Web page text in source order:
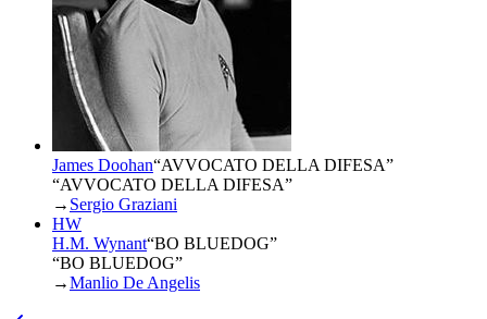
James Doohan“AVVOCATO DELLA DIFESA”
“AVVOCATO DELLA DIFESA”
→ Sergio Graziani
HW
H.M. Wynant“BO BLUEDOG”
“BO BLUEDOG”
→Manlio De Angelis